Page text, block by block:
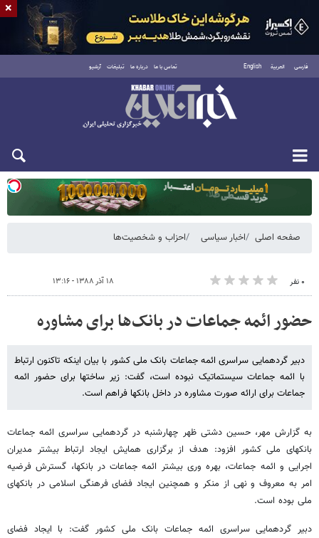
فارسی العربية English تماس با ما درباره ما تبلیغات آرشیو
یکشنبه ۱۸ مرداد ۱۴۰۵
صفحه اصلی اخبار سیاسی احزاب و شخصیت‌ها
۰ نفر ۱۸ آذر ۱۳۸۸ - ۱۳:۱۶
حضور ائمه جماعات در بانک‌ها برای مشاوره
دبیر گردهمایی سراسری ائمه جماعات بانک ملی کشور با بیان اینکه تاکنون ارتباط
با ائمه جماعات سیستماتیک نبوده است، گفت: زیر ساختها برای حضور ائمه
جماعات برای ارائه صورت مشاوره در داخل بانکها فراهم است.
به گزارش مهر، حسین دشتی ظهر چهارشنبه در گردهمایی سراسری ائمه جماعات
بانکهای ملی کشور افزود: هدف از برگزاری همایش ایجاد ارتباط بیشتر مدیران
اجرایی و ائمه جماعات، بهره وری بیشتر ائمه جماعات در بانکها، گسترش فرضیه
امر به معروف و نهی از منکر و همچنین ایجاد فضای فرهنگی اسلامی در بانکهای
ملی بوده است.
دبیر گردهمایی سراسری ائمه جماعات بانک ملی کشور گفت: با ایجاد فضای
×